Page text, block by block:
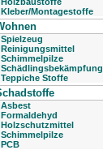
Kleber/Montagestoffe
Spielzeug
Reinigungsmittel
Schimmelpilze
Schädlingsbekämpfung
Teppiche Stoffe
Asbest
Formaldehyd
Holzschutzmittel
Schimmelpilze
PCB